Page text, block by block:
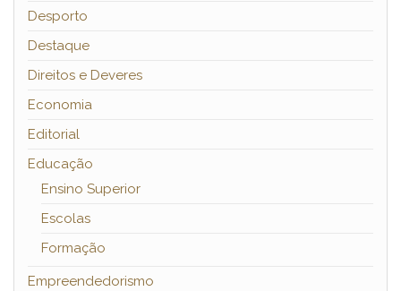
Desporto
Destaque
Direitos e Deveres
Economia
Editorial
Educação
Ensino Superior
Escolas
Formação
Empreendedorismo